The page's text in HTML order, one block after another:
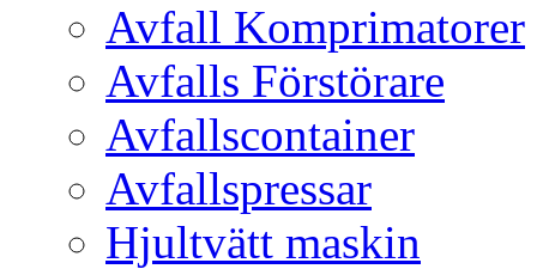
Avfall Komprimatorer
Avfalls Förstörare
Avfallscontainer
Avfallspressar
Hjultvätt maskin